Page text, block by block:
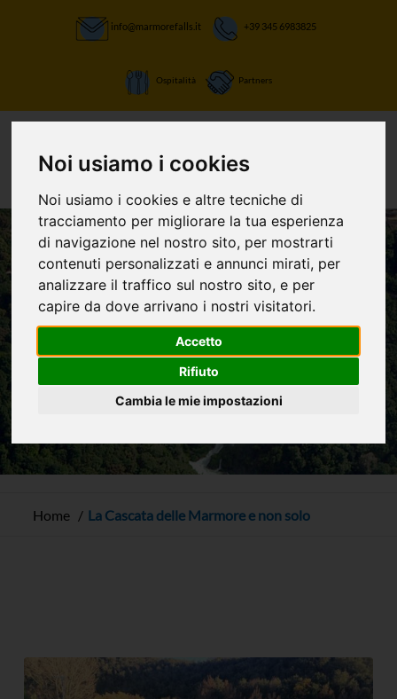
Noi usiamo i cookies
Noi usiamo i cookies e altre tecniche di
tracciamento per migliorare la tua esperienza
di navigazione nel nostro sito, per mostrarti
contenuti personalizzati e annunci mirati, per
analizzare il traffico sul nostro sito, e per
capire da dove arrivano i nostri visitatori.
Accetto
Rifiuto
Cambia le mie impostazioni
info@marmorefalls.it +39 345 6983825
Ospitalità Partners
LASCIATI STUPIRE:
La Cascata delle
Marmore e non
solo
Home La Cascata delle Marmore e non solo